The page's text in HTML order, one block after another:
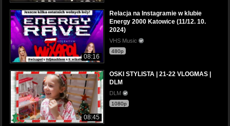
08:16
Relacja na Instagramie w klubie
Energy 2000 Katowice (11/12. 10.
2024)
VHS Music
480p
08:45
OSKI STYLISTA | 21-22 VLOGMAS |
DLM
DLM
1080p